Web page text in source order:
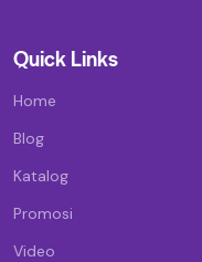
Quick Links
Home
Blog
Katalog
Promosi
Video